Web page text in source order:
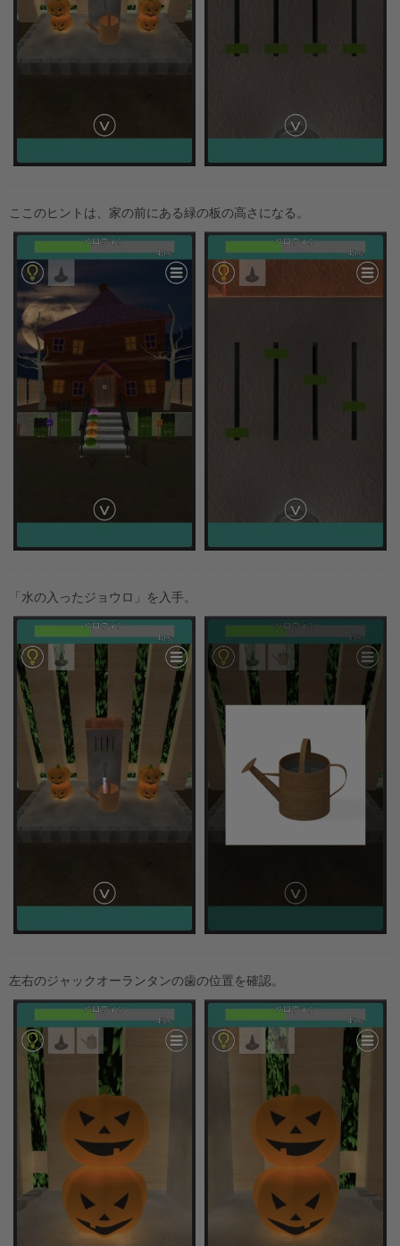
ここのヒントは、家の前にある緑の板の高さになる。
「水の入ったジョウロ」を入手。
左右のジャックオーランタンの歯の位置を確認。